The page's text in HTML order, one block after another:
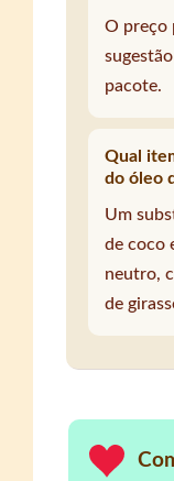
O preço
pacote.
Qual
do óleo
Um
de coco
neutro,
de